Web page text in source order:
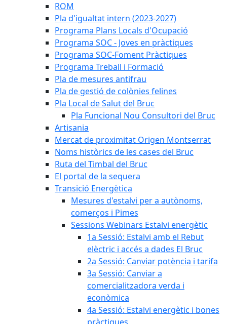
ROM
Pla d'igualtat intern (2023-2027)
Programa Plans Locals d'Ocupació
Programa SOC - Joves en pràctiques
Programa SOC-Foment Pràctiques
Programa Treball i Formació
Pla de mesures antifrau
Pla de gestió de colònies felines
Pla Local de Salut del Bruc
Pla Funcional Nou Consultori del Bruc
Artisania
Mercat de proximitat Origen Montserrat
Noms històrics de les cases del Bruc
Ruta del Timbal del Bruc
El portal de la sequera
Transició Energètica
Mesures d'estalvi per a autònoms,
comerços i Pimes
Sessions Webinars Estalvi energètic
1a Sessió: Estalvi amb el Rebut
elèctric i accés a dades El Bruc
2a Sessió: Canviar potència i tarifa
3a Sessió: Canviar a
comercialitzadora verda i
econòmica
4a Sessió: Estalvi energètic i bones